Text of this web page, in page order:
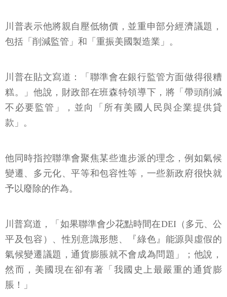
川普表示他將親自壓低物價，並重申部分經濟議題，
包括「削減監管」和「重振美國製造業」。
川普在貼文寫道：「聯準會在銀行監管方面做得很糟
糕。」他說，財政部在班森特領導下，將「帶頭削減
不必要監管」，並向「所有美國人民與企業提供貸
款」。
他同時指控聯準會聚焦某些進步派的理念，例如氣候
變遷、多元化、平等和包容性等，一些新政府很快就
予以廢除的作為。
川普寫道，「如果聯準會少花點時間在DEI（多元、公
平及包容）、性別意識形態、『綠色』能源與虛假的
氣候變遷議題，通貨膨脹就不會成為問題」；他說，
然而，美國現在卻有著「我國史上最嚴重的通貨膨
脹！」